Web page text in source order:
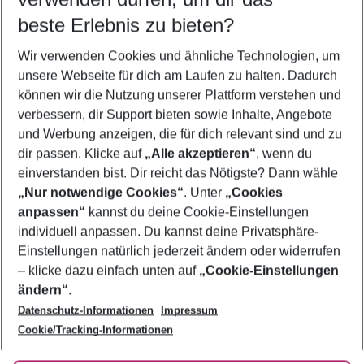
5-8 Nächte
2 Erwachsene Keine Kinder
Mehr Filter anzeigen
Footer
Footer navigation
Über uns
AGB
Bestpreisgarantie
Cookie-Einstellungen ändern
Cookie-Richtlinie
Agenturbetreuung
Barrierefreies Reisen
Folge uns
beste Erlebnis zu bieten?
Wir verwenden Cookies und ähnliche Technologien, um
unsere Webseite für dich am Laufen zu halten. Dadurch
können wir die Nutzung unserer Plattform verstehen und
verbessern, dir Support bieten sowie Inhalte, Angebote
und Werbung anzeigen, die für dich relevant sind und zu
dir passen. Klicke auf „Alle akzeptieren“, wenn du
einverstanden bist. Dir reicht das Nötigste? Dann wähle
„Nur notwendige Cookies“. Unter „Cookies
anpassen“ kannst du deine Cookie-Einstellungen
individuell anpassen. Du kannst deine Privatsphäre-
Einstellungen natürlich jederzeit ändern oder widerrufen
– klicke dazu einfach unten auf „Cookie-Einstellungen
ändern“.
Datenschutz-Informationen
Impressum
Cookie/Tracking-Informationen